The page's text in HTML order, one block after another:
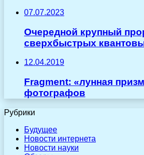
07.07.2023
Очередной крупный
сверхбыстрых
12.04.2019
Fragment: «лунная
фотографов
Рубрики
Будущее
Новости интернета
Новости науки